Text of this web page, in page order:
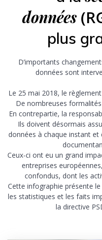
données
plus
D’importants
données sont
Le 25 mai 2018, le
De nombreuses
En contrepartie, la
Ils doivent désormais
données à chaque instant
Ceux-ci ont eu un grand
entreprises
confondus, dont les
Cette infographie présente
les statistiques et les faits
la directive